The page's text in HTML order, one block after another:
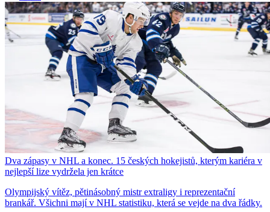
Dva zápasy v NHL a konec. 15 českých hokejistů, kterým kariéra v
nejlepší lize vydržela jen krátce
Olympijský vítěz, pětinásobný mistr extraligy i reprezentační
brankář. Všichni mají v NHL statistiku, která se vejde na dva řádky.